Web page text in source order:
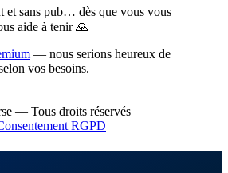
et sans pub… dès que vous vous
aide à tenir 🙏
— nous serions heureux de
vos besoins.
— Tous droits réservés
RGPD